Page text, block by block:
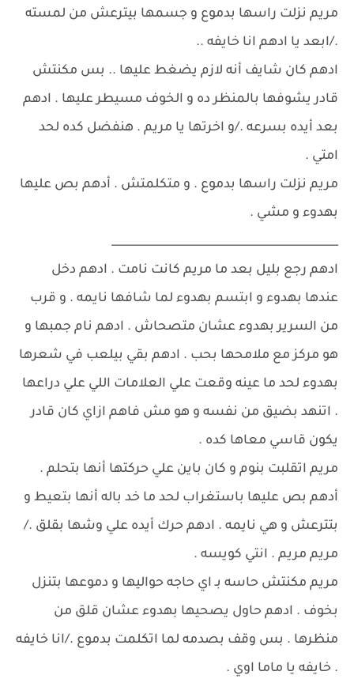
مريم نزلت راسها بدموع و جسمها بيترعش من لمسته
./ابعد يا ادهم انا خايفه ..
ادهم كان شايف أنه لازم يضغط عليها .. بس مكنتش
قادر يشوفها بالمنظر ده و الخوف مسيطر عليها . ادهم
بعد أيده بسرعه ./و اخرتها يا مريم . هنفضل كده لحد
امتي .
مريم نزلت راسها بدموع . و متكلمتش . أدهم بص عليها
بهدوء و مشي .
_________________________________________
ادهم رجع بليل بعد ما مريم كانت نامت . ادهم دخل
عندها بهدوء و ابتسم بهدوء لما شافها نايمه . و قرب
من السرير بهدوء عشان متصحاش . ادهم نام جمبها و
هو مركز مع ملامحها بحب . ادهم بقي بيلعب في شعرها
بهدوء لحد ما عينه وقعت علي العلامات اللي علي دراعها
. اتنهد بضيق من نفسه و هو مش فاهم ازاي كان قادر
يكون قاسي معاها كده .
مريم اتقلبت بنوم و كان باين علي حركتها أنها بتحلم .
أدهم بص عليها باستغراب لحد ما خد باله أنها بتعيط و
بتترعش و هي نايمه . ادهم حرك أيده علي وشها بقلق ./
مريم مريم . انتي كويسه .
مريم مكنتش حاسه بـ اي حاجه حواليها و دموعها بتنزل
بخوف . ادهم حاول يصحيها بهدوء عشان قلق من
منظرها . بس وقف بصدمه لما اتكلمت بدموع ./انا خايفه
. خايفه يا ماما اوي .